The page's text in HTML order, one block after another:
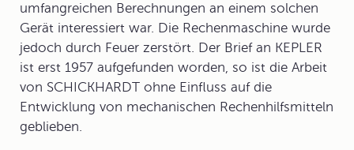
umfangreichen Berechnungen an einem solchen
Gerät interessiert war. Die Rechenmaschine wurde
jedoch durch Feuer zerstört. Der Brief an KEPLER
ist erst 1957 aufgefunden worden, so ist die Arbeit
von SCHICKHARDT ohne Einfluss auf die
Entwicklung von mechanischen Rechenhilfsmitteln
geblieben.